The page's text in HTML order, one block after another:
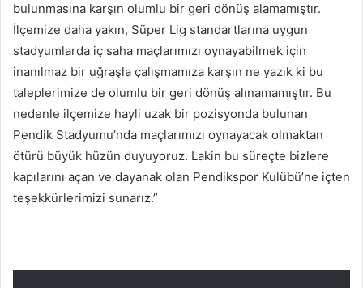
bulunmasına karşın olumlu bir geri dönüş alamamıştır.
İlçemize daha yakın, Süper Lig standartlarına uygun
stadyumlarda iç saha maçlarımızı oynayabilmek için
inanılmaz bir uğraşla çalışmamıza karşın ne yazık ki bu
taleplerimize de olumlu bir geri dönüş alınamamıştır. Bu
nedenle ilçemize hayli uzak bir pozisyonda bulunan
Pendik Stadyumu’nda maçlarımızı oynayacak olmaktan
ötürü büyük hüzün duyuyoruz. Lakin bu süreçte bizlere
kapılarını açan ve dayanak olan Pendikspor Kulübü’ne içten
teşekkürlerimizi sunarız.”